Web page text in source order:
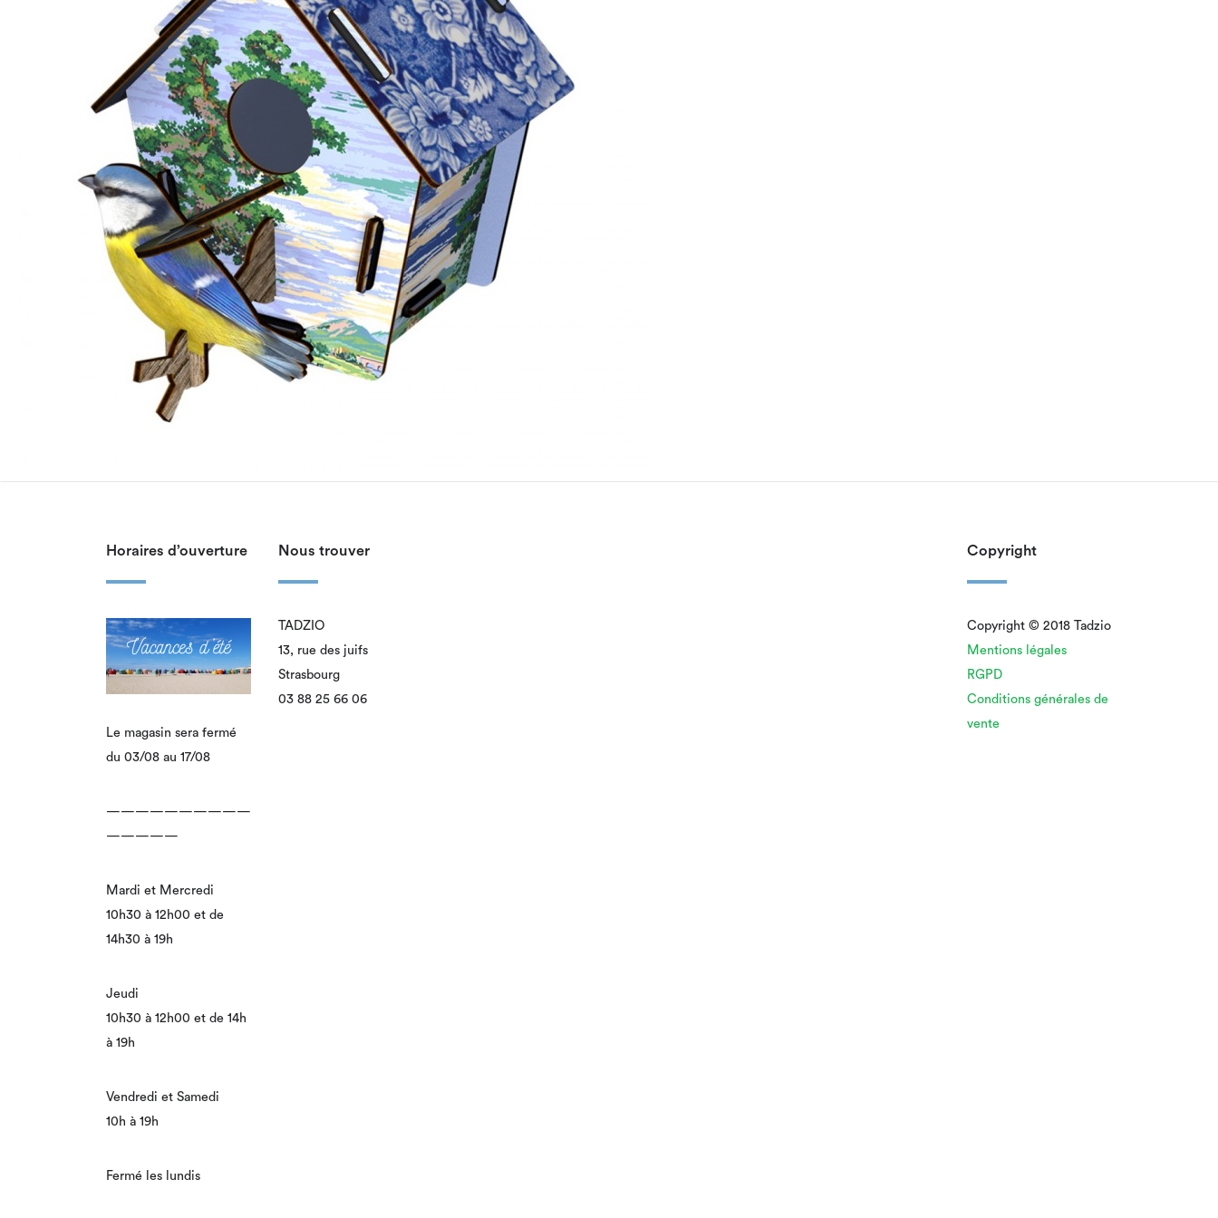
Horaires d’ouverture
Le magasin sera fermé
du 03/08 au 17/08
——————————
—————
Mardi et Mercredi
10h30 à 12h00 et de
14h30 à 19h
Jeudi
10h30 à 12h00 et de 14h
à 19h
Vendredi et Samedi
10h à 19h
Fermé les lundis
Nous trouver
TADZIO
13, rue des juifs
Strasbourg
03 88 25 66 06
Copyright
Copyright © 2018 Tadzio
Mentions légales
RGPD
Conditions générales de
vente